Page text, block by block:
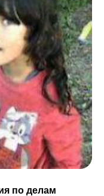
по делам